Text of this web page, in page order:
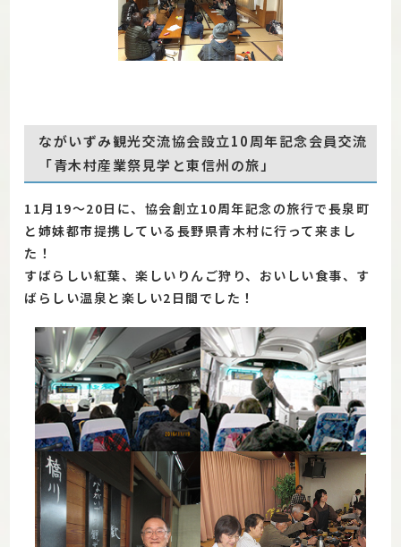
ながいずみ観光交流協会設立10周年記念会員交流
「青木村産業祭見学と東信州の旅」
11月19～20日に、協会創立10周年記念の旅行で長泉町
と姉妹都市提携している長野県青木村に行って来まし
た！
すばらしい紅葉、楽しいりんご狩り、おいしい食事、す
ばらしい温泉と楽しい2日間でした！